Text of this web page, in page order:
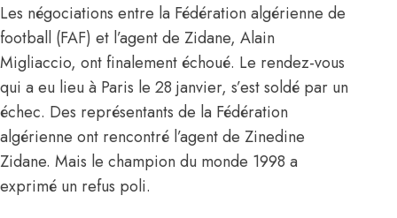
Les négociations entre la Fédération algérienne de
football (FAF) et l’agent de Zidane, Alain
Migliaccio, ont finalement échoué. Le rendez-vous
qui a eu lieu à Paris le 28 janvier, s’est soldé par un
échec. Des représentants de la Fédération
algérienne ont rencontré l’agent de Zinedine
Zidane. Mais le champion du monde 1998 a
exprimé un refus poli.